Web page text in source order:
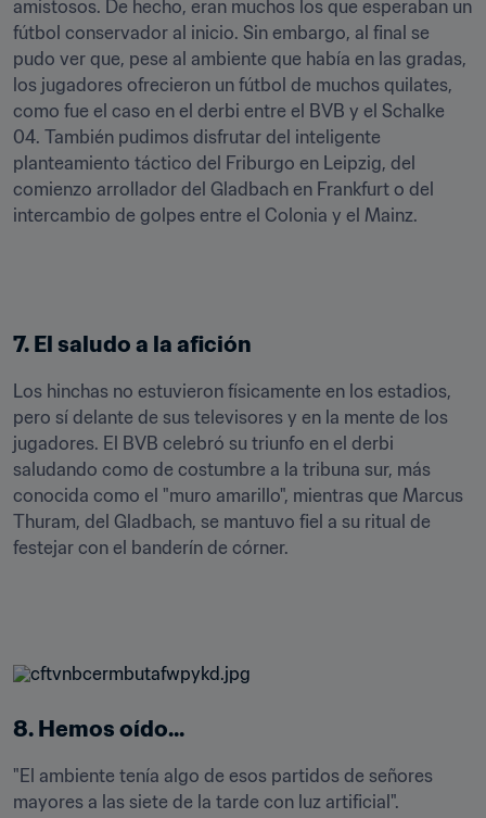
amistosos. De hecho, eran muchos los que esperaban un
fútbol conservador al inicio. Sin embargo, al final se
pudo ver que, pese al ambiente que había en las gradas,
los jugadores ofrecieron un fútbol de muchos quilates,
como fue el caso en el derbi entre el BVB y el Schalke
04. También pudimos disfrutar del inteligente
planteamiento táctico del Friburgo en Leipzig, del
comienzo arrollador del Gladbach en Frankfurt o del
intercambio de golpes entre el Colonia y el Mainz.
7. El saludo a la afición
Los hinchas no estuvieron físicamente en los estadios,
pero sí delante de sus televisores y en la mente de los
jugadores. El BVB celebró su triunfo en el derbi
saludando como de costumbre a la tribuna sur, más
conocida como el "muro amarillo", mientras que Marcus
Thuram, del Gladbach, se mantuvo fiel a su ritual de
festejar con el banderín de córner.
8. Hemos oído...
"El ambiente tenía algo de esos partidos de señores